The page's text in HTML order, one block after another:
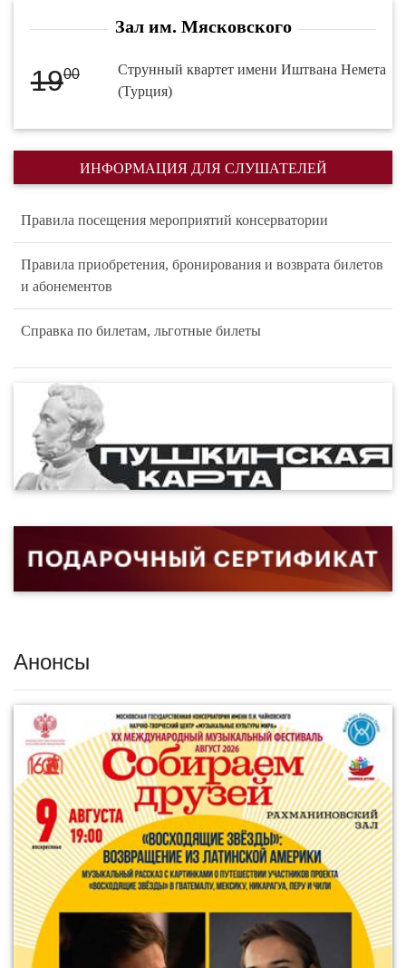
Зал им. Мясковского
1900
Струнный квартет имени Иштвана Немета
(Турция)
ИНФОРМАЦИЯ ДЛЯ СЛУШАТЕЛЕЙ
Правила посещения мероприятий консерватории
Правила приобретения, бронирования и возврата билетов
и абонементов
Справка по билетам, льготные билеты
Анонсы